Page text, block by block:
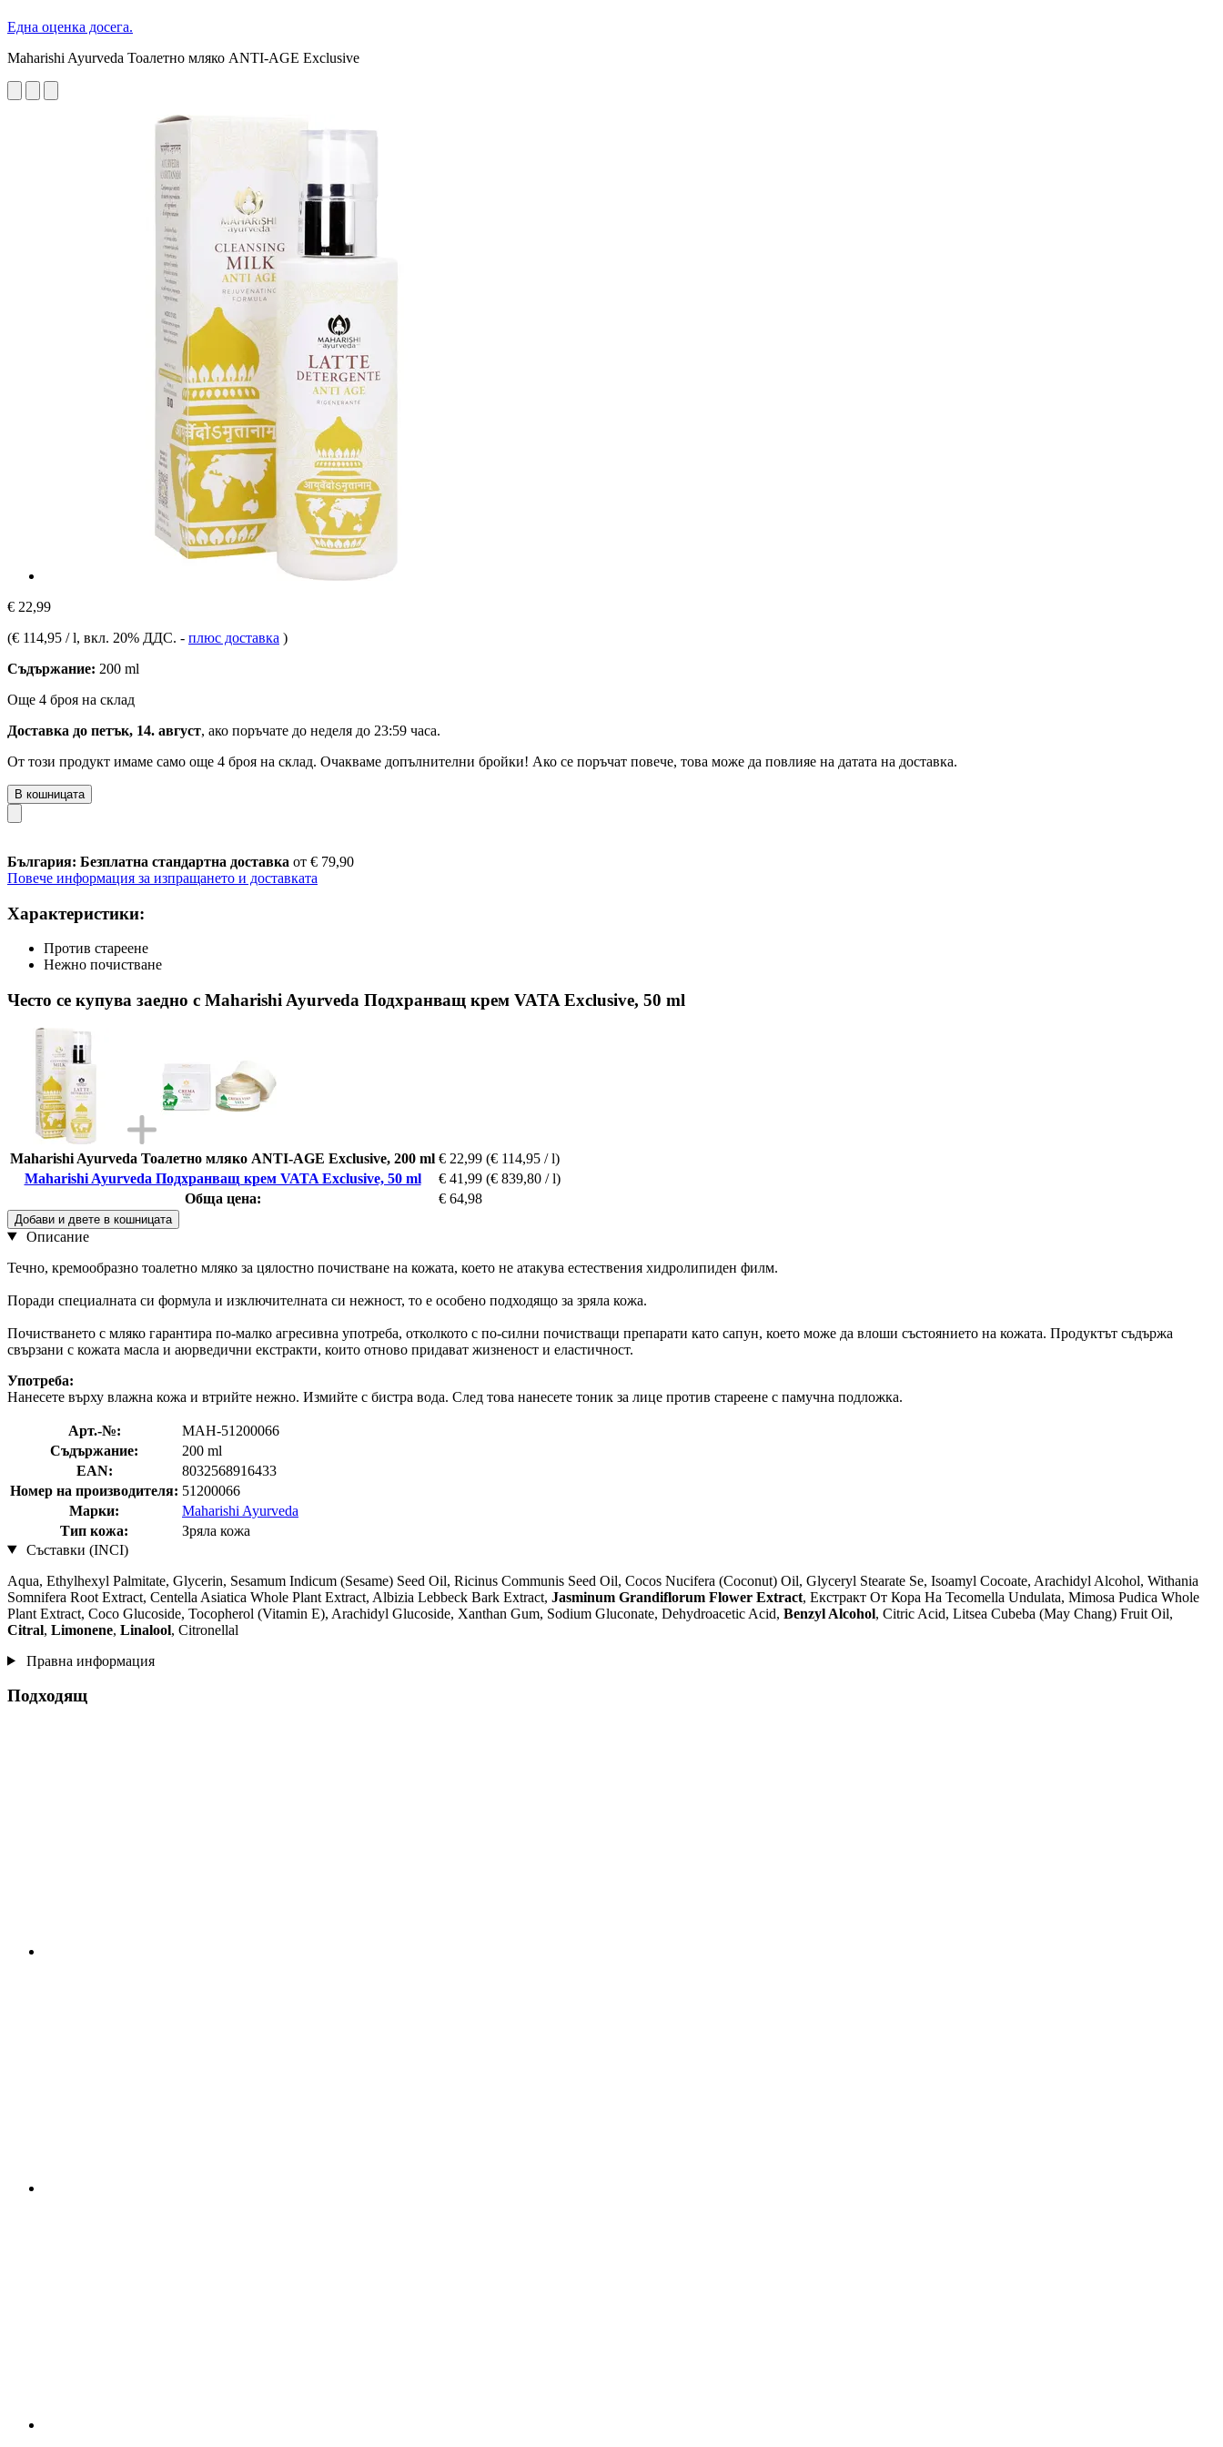
Една оценка досега.
Maharishi Ayurveda Тоалетно мляко ANTI-AGE Exclusive
€ 22,99
(€ 114,95 / l, вкл. 20% ДДС. - плюс доставка )
Съдържание: 200 ml
Още 4 броя на склад
Доставка до петък, 14. август, ако поръчате до неделя до 23:59 часа.
От този продукт имаме само още 4 броя на склад. Очакваме допълнителни бройки! Ако се поръчат повече, това може да повлияе на датата на доставка.
В кошницата
България: Безплатна стандартна доставка от € 79,90
Повече информация за изпращането и доставката
Характеристики:
Против стареене
Нежно почистване
Често се купува заедно с Maharishi Ayurveda Подхранващ крем VATA Exclusive, 50 ml
Maharishi Ayurveda Тоалетно мляко ANTI-AGE Exclusive, 200 ml € 22,99 (€ 114,95 / l)
Maharishi Ayurveda Подхранващ крем VATA Exclusive, 50 ml
€ 41,99 (€ 839,80 / l)
Обща цена:
€ 64,98
Добави и двете в кошницата
Описание
Течно, кремообразно тоалетно мляко за цялостно почистване на кожата, което не атакува естествения хидролипиден филм.
Поради специалната си формула и изключителната си нежност, то е особено подходящо за зряла кожа.
Почистването с мляко гарантира по-малко агресивна употреба, отколкото с по-силни почистващи препарати като сапун, което може да влоши състоянието на кожата. Продуктът съдържа
свързани с кожата масла и аюрведични екстракти, които отново придават жизненост и еластичност.
Употреба:
Нанесете върху влажна кожа и втрийте нежно. Измийте с бистра вода. След това нанесете тоник за лице против стареене с памучна подложка.
Арт.-№:
MAH-51200066
Съдържание:
200 ml
EAN:
8032568916433
Номер на производителя: 51200066
Марки:
Maharishi Ayurveda
Тип кожа:
Зряла кожа
Съставки (INCI)
Aqua, Ethylhexyl Palmitate, Glycerin, Sesamum Indicum (Sesame) Seed Oil, Ricinus Communis Seed Oil, Cocos Nucifera (Coconut) Oil, Glyceryl Stearate Se, Isoamyl Cocoate, Arachidyl Alcohol, Withania
Somnifera Root Extract, Centella Asiatica Whole Plant Extract, Albizia Lebbeck Bark Extract, Jasminum Grandiflorum Flower Extract, Екстракт От Кора На Tecomella Undulata, Mimosa Pudica Whole
Plant Extract, Coco Glucoside, Tocopherol (Vitamin E), Arachidyl Glucoside, Xanthan Gum, Sodium Gluconate, Dehydroacetic Acid, Benzyl Alcohol, Citric Acid, Litsea Cubeba (May Chang) Fruit Oil,
Citral, Limonene, Linalool, Citronellal
Правна информация
Подходящ